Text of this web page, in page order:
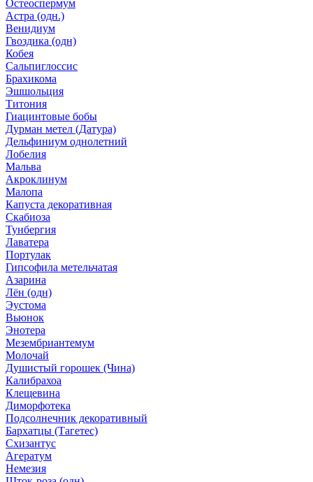
Остеоспермум
Астра (одн.)
Венидиум
Гвоздика (одн)
Кобея
Сальпиглоссис
Брахикома
Эшшольция
Титония
Гиацинтовые бобы
Дурман метел (Датура)
Дельфиниум однолетний
Лобелия
Мальва
Акроклинум
Малопа
Капуста декоративная
Скабиоза
Тунбергия
Лаватера
Портулак
Гипсофила метельчатая
Азарина
Лён (одн)
Эустома
Вьюнок
Энотера
Мезембриантемум
Молочай
Душистый горошек (Чина)
Калибрахоа
Клещевина
Диморфотека
Подсолнечник декоративный
Бархатцы (Тагетес)
Схизантус
Агератум
Немезия